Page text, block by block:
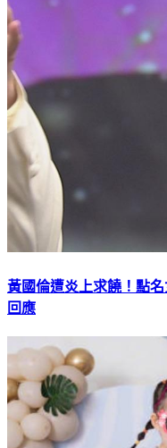
黃國倫遭炎上求饒！點
回應